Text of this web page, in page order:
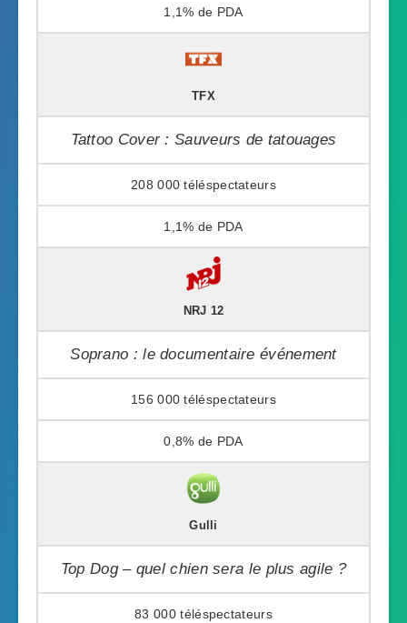
1,1%
TFX
Tattoo Cover : Sauveurs de tatouages
208 000
1,1%
NRJ 12
Soprano : le documentaire événement
156 000
0,8%
Gulli
Top Dog – quel chien sera le plus agile ?
83 000